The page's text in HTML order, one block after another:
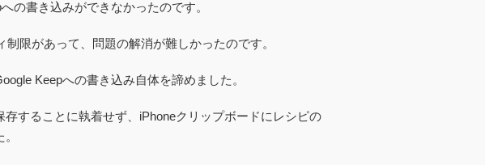
の書き込みができなかったのです。
限があって、問題の解消が難しかったのです。
Keepへの書き込み自体を諦めました。
することに執着せず、iPhoneクリップボードにレシピの